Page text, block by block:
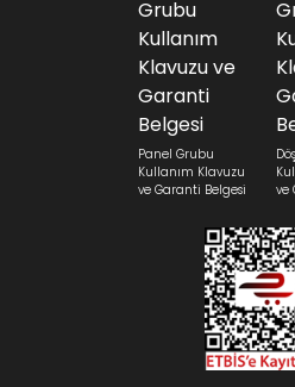
Panel Grubu
Kullanım Klavuzu
ve Garanti Belgesi
ve